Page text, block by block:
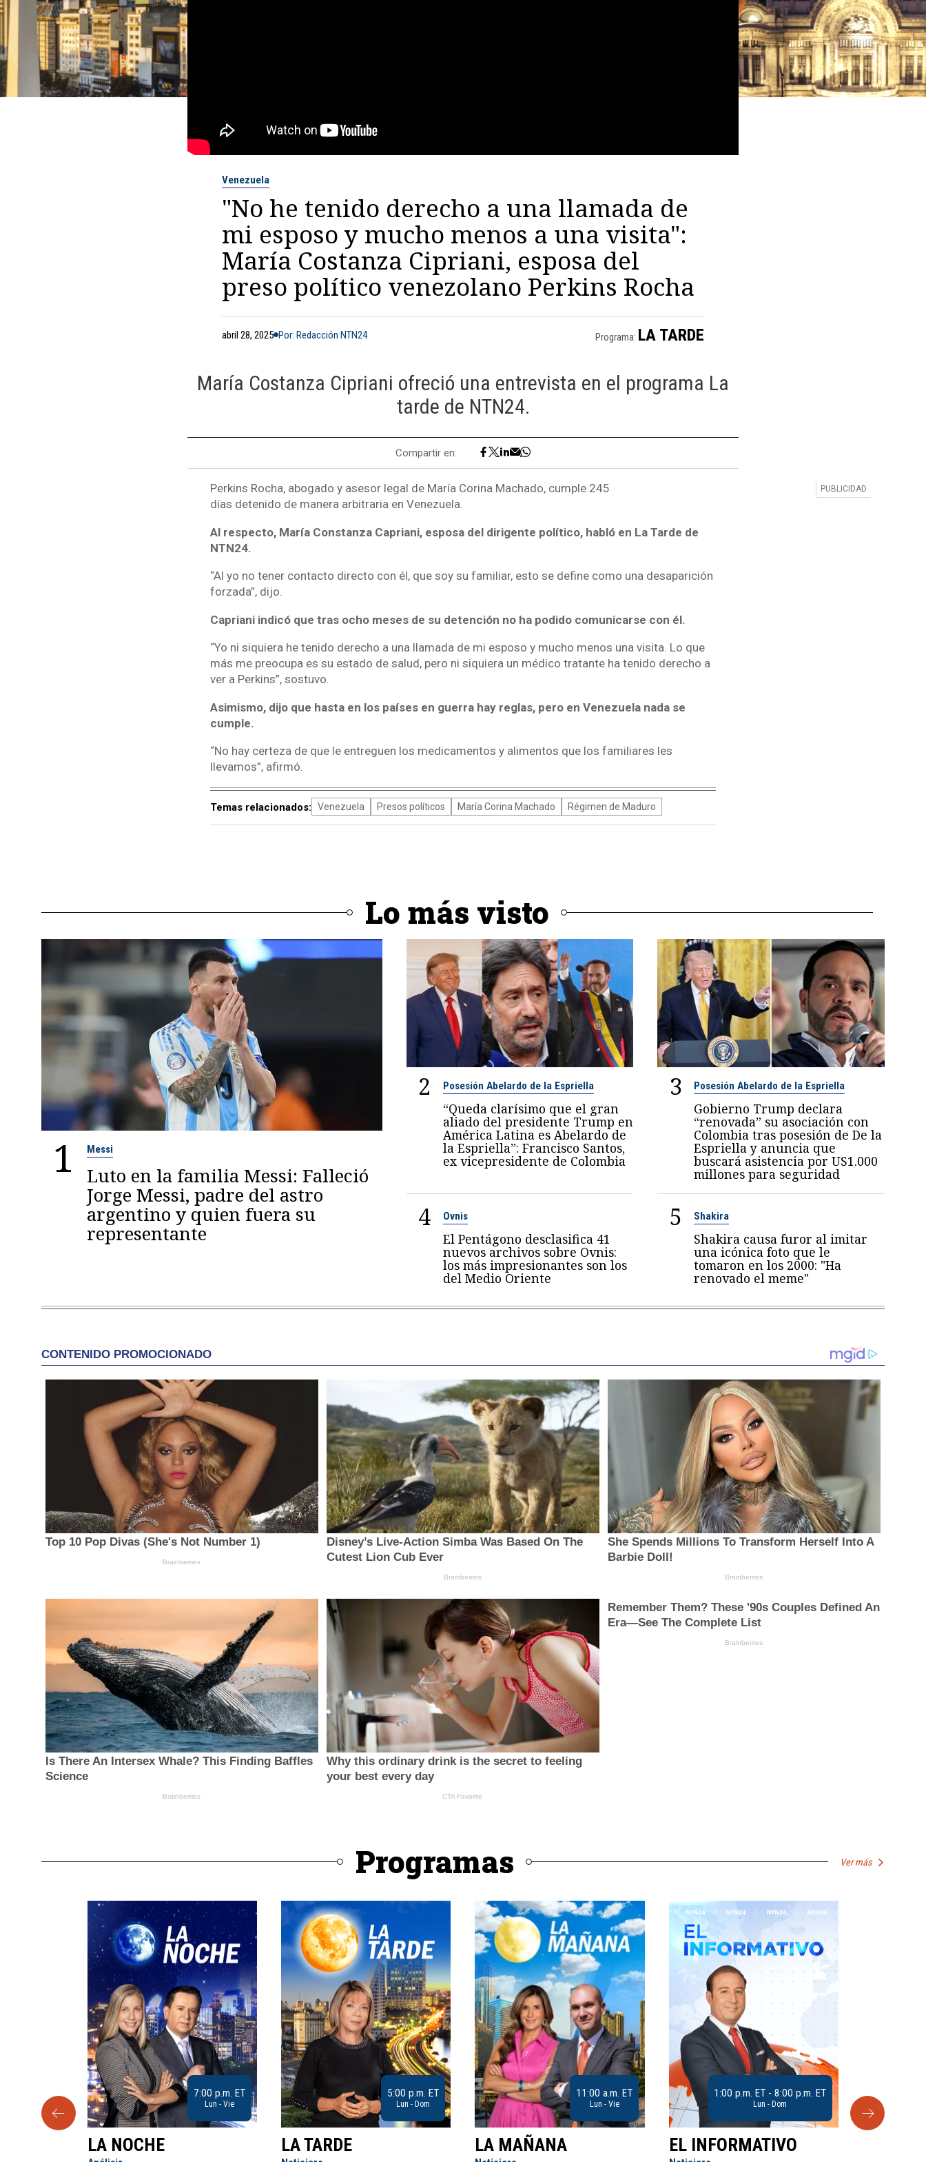
Venezuela
"No he tenido derecho a una llamada de
mi esposo y mucho menos a una visita":
María Costanza Cipriani, esposa del
preso político venezolano Perkins Rocha
abril 28, 2025 Por: Redacción NTN24 Programa: LA TARDE
María Costanza Cipriani ofreció una entrevista en el programa La
tarde de NTN24.
Compartir en:
Perkins Rocha, abogado y asesor legal de María Corina Machado, cumple 245
días detenido de manera arbitraria en Venezuela.
Al respecto, María Constanza Capriani, esposa del dirigente político, habló en La Tarde de
NTN24.
“Al yo no tener contacto directo con él, que soy su familiar, esto se define como una desaparición
forzada”, dijo.
Capriani indicó que tras ocho meses de su detención no ha podido comunicarse con él.
“Yo ni siquiera he tenido derecho a una llamada de mi esposo y mucho menos una visita. Lo que
más me preocupa es su estado de salud, pero ni siquiera un médico tratante ha tenido derecho a
ver a Perkins”, sostuvo.
Asimismo, dijo que hasta en los países en guerra hay reglas, pero en Venezuela nada se
cumple.
“No hay certeza de que le entreguen los medicamentos y alimentos que los familiares les
llevamos”, afirmó.
Temas relacionados: Venezuela Presos políticos María Corina Machado Régimen de Maduro
Lo más visto
1 Messi
Luto en la familia Messi: Falleció
Jorge Messi, padre del astro
argentino y quien fuera su
representante
2 Posesión Abelardo de la Espriella
“Queda clarísimo que el gran
aliado del presidente Trump en
América Latina es Abelardo de
la Espriella”: Francisco Santos,
ex vicepresidente de Colombia
3 Posesión Abelardo de la Espriella
Gobierno Trump declara
“renovada” su asociación con
Colombia tras posesión de De la
Espriella y anuncia que
buscará asistencia por US1.000
millones para seguridad
4 Ovnis
El Pentágono desclasifica 41
nuevos archivos sobre Ovnis:
los más impresionantes son los
del Medio Oriente
5 Shakira
Shakira causa furor al imitar
una icónica foto que le
tomaron en los 2000: "Ha
renovado el meme"
Programas Ver más
7:00 p.m. ET
Lun - Vie
LA NOCHE
5:00 p.m. ET
Lun - Dom
LA TARDE
11:00 a.m. ET
Lun - Vie
LA MAÑANA
1:00 p.m. ET - 8:00 p.m. ET
Lun - Dom
EL INFORMATIVO